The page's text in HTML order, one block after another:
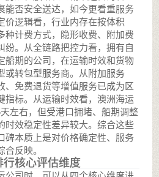
能否安全送达，如今更看重服务
价逻辑看，行业内存在按体积
种计费方式，隐形收费、附加费
纷。从全链路把控力看，拥有自
船期的公司，在运输时效和货物
或转包型服务商。从附加服务
、免费退货等增值服务已成为区
指标。从运输时效看，澳洲海运
左右，但受港口拥堵、船期调整
时效稳定性差异较大。综合这些
碑本质上是对价格确定性、服务
反映。
核心评估维度